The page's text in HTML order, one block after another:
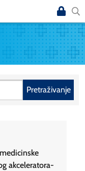
Pretraživanje
akceleratora-